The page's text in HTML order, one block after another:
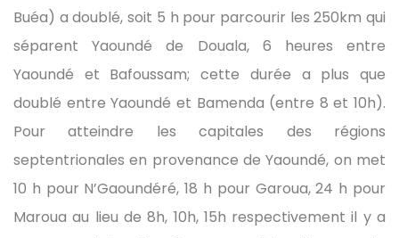
Buéa) a doublé, soit 5 h pour parcourir les 250km qui
séparent Yaoundé de Douala, 6 heures entre
Yaoundé et Bafoussam; cette durée a plus que
doublé entre Yaoundé et Bamenda (entre 8 et 10h).
Pour atteindre les capitales des régions
septentrionales en provenance de Yaoundé, on met
10 h pour N’Gaoundéré, 18 h pour Garoua, 24 h pour
Maroua au lieu de 8h, 10h, 15h respectivement il y a